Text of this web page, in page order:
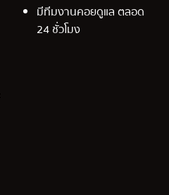
มีทีมงานคอยดูแล ตลอด
24 ชั่วโมง